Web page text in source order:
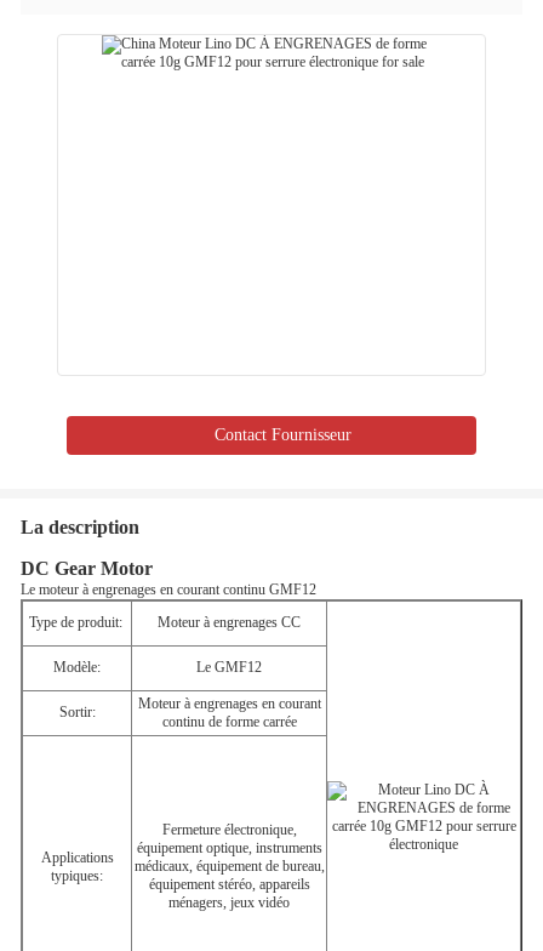
Contact Fournisseur
La description
DC Gear Motor
Le moteur à engrenages en courant continu GMF12
Type de produit:
Moteur à engrenages CC
Modèle: Le GMF12
Sortir:
Moteur à engrenages en courant
continu de forme carrée
Applications
typiques:
Fermeture électronique,
équipement optique, instruments
médicaux, équipement de bureau,
équipement stéréo, appareils
ménagers, jeux vidéo